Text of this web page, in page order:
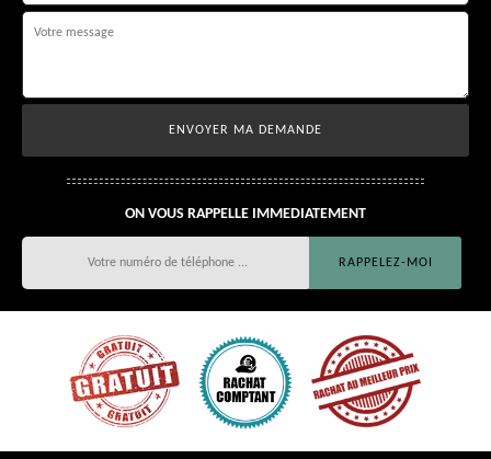
ON VOUS RAPPELLE IMMEDIATEMENT